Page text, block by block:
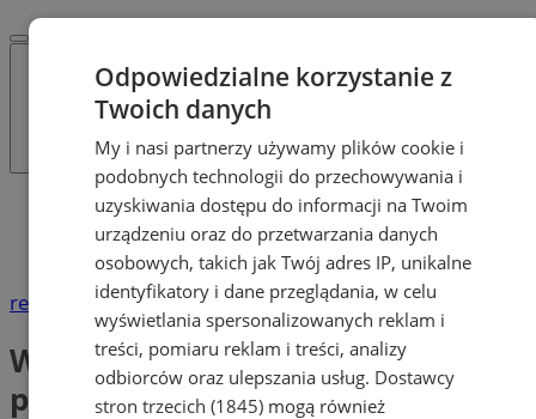
Katalog firm
Dom i Budownictwo
Wynajem pomieszczeń, powierzchni biurowych
reklama
Wynajem pomieszczeń,
powierzchni biurowych
Odpowiedzialne korzystanie z
Twoich danych
My i nasi partnerzy używamy plików cookie i
podobnych technologii do przechowywania i
uzyskiwania dostępu do informacji na Twoim
urządzeniu oraz do przetwarzania danych
osobowych, takich jak Twój adres IP, unikalne
identyfikatory i dane przeglądania, w celu
wyświetlania spersonalizowanych reklam i
treści, pomiaru reklam i treści, analizy
odbiorców oraz ulepszania usług. Dostawcy
stron trzecich (1845) mogą również